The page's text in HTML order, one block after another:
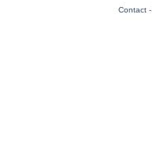
Contact-